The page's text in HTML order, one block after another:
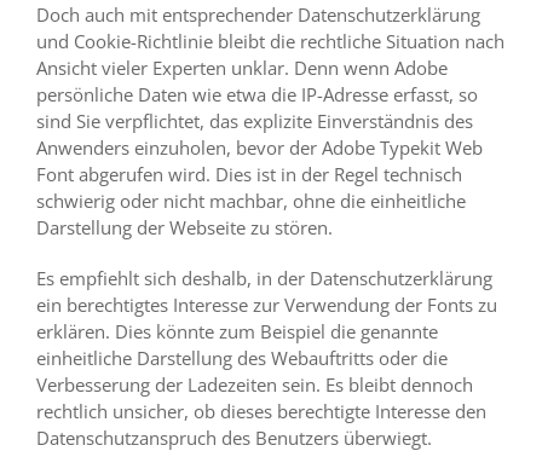
Doch auch mit entsprechender Datenschutzerklärung
und Cookie-Richtlinie bleibt die rechtliche Situation nach
Ansicht vieler Experten unklar. Denn wenn Adobe
persönliche Daten wie etwa die IP-Adresse erfasst, so
sind Sie verpflichtet, das explizite Einverständnis des
Anwenders einzuholen, bevor der Adobe Typekit Web
Font abgerufen wird. Dies ist in der Regel technisch
schwierig oder nicht machbar, ohne die einheitliche
Darstellung der Webseite zu stören.
Es empfiehlt sich deshalb, in der Datenschutzerklärung
ein berechtigtes Interesse zur Verwendung der Fonts zu
erklären. Dies könnte zum Beispiel die genannte
einheitliche Darstellung des Webauftritts oder die
Verbesserung der Ladezeiten sein. Es bleibt dennoch
rechtlich unsicher, ob dieses berechtigte Interesse den
Datenschutzanspruch des Benutzers überwiegt.